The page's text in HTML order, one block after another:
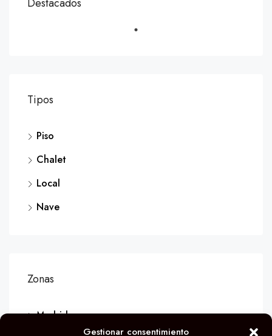
Gestionar consentimiento
Tipos
Piso
Chalet
Local
Nave
Zonas
Madrid